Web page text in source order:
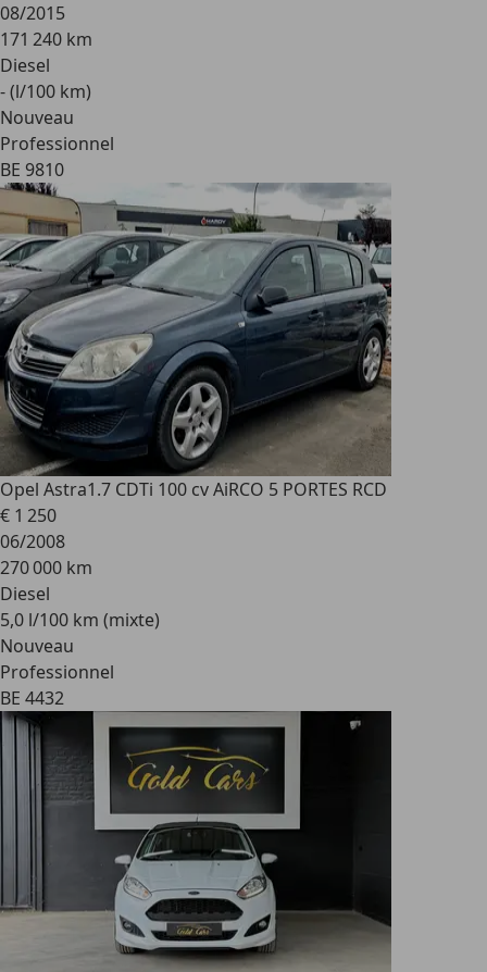
08/2015
171 240 km
Diesel
- (l/100 km)
Nouveau
Professionnel
BE 9810
Opel Astra1.7 CDTi 100 cv AiRCO 5 PORTES RCD
€ 1 250
06/2008
270 000 km
Diesel
5,0 l/100 km (mixte)
Nouveau
Professionnel
BE 4432